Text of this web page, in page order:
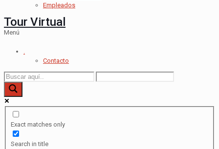
Empleados
Tour Virtual
Menú
.
Contacto
Exact matches only
Search in title